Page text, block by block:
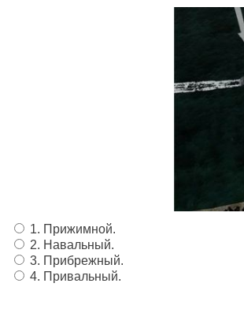
1. Прижимной.
2. Навальный.
3. Прибрежный.
4. Привальный.